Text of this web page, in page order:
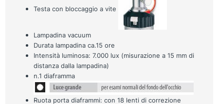
Testa con bloccaggio a vite
Lampadina vacuum
Durata lampadina ca.15 ore
Intensità luminosa: 7.000 lux (misurazione a 15 mm di
distanza dalla lampadina)
n.1 diaframma
Ruota porta diaframmi: con 18 lenti di correzione